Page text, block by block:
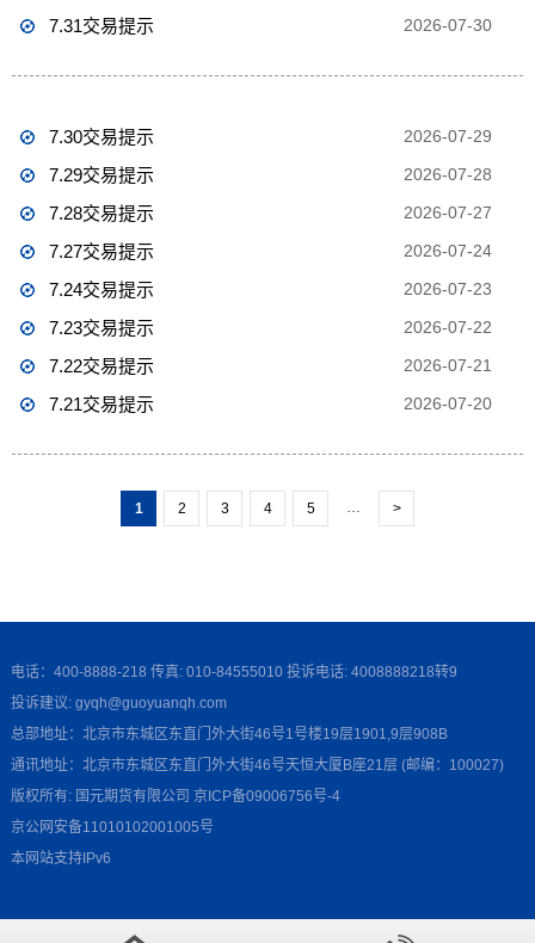
7.31交易提示 2026-07-30
7.30交易提示 2026-07-29
7.29交易提示 2026-07-28
7.28交易提示 2026-07-27
7.27交易提示 2026-07-24
7.24交易提示 2026-07-23
7.23交易提示 2026-07-22
7.22交易提示 2026-07-21
7.21交易提示 2026-07-20
1 2 3 4 5 … >
电话：400-8888-218 传真: 010-84555010 投诉电话: 4008888218转9
投诉建议: gyqh@guoyuanqh.com
总部地址：北京市东城区东直门外大街46号1号楼19层1901,9层908B
通讯地址：北京市东城区东直门外大街46号天恒大厦B座21层 (邮编：100027)
版权所有: 国元期货有限公司 京ICP备09006756号-4
京公网安备11010102001005号
本网站支持IPv6